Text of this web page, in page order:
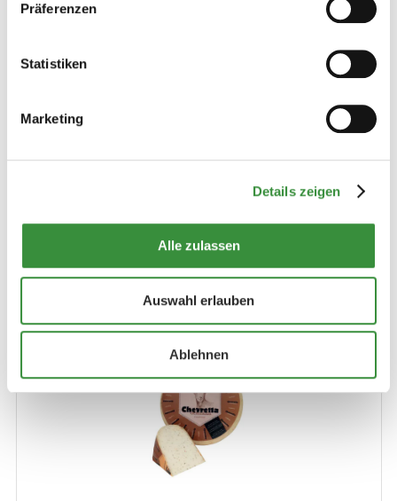
Präferenzen
Statistiken
Marketing
Details zeigen
Alle zulassen
Auswahl erlauben
Ablehnen
frisch und würzig im Geschmack. Mindestens 12 Wochen
10000 gr (Ganzer Käse)
Bestellen